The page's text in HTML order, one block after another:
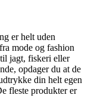
er helt uden
mode og fashion
jagt, fiskeri eller
opdager du at de
din helt egen
fleste produkter er